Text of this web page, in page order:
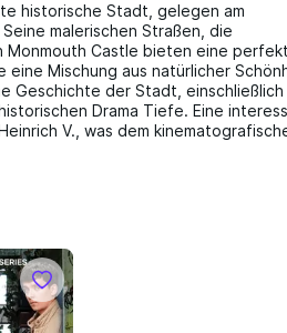
historische Stadt, gelegen am
malerischen Straßen, die
Castle bieten eine
eine Mischung aus natürlicher
Geschichte der Stadt, einschließlich
Drama Tiefe. Eine
V., was dem